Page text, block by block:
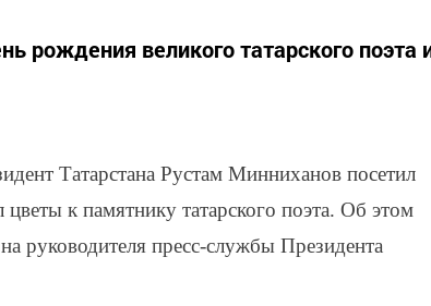
рождения великого татарского поэта
Татарстана Рустам Минниханов посетил
к памятнику татарского поэта. Об этом
руководителя пресс-службы Президента